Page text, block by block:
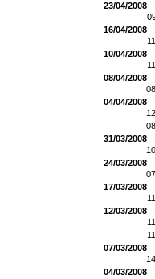
23/04/2008
16/04/2008
10/04/2008
08/04/2008
04/04/2008
31/03/2008
24/03/2008
17/03/2008
12/03/2008
07/03/2008
04/03/2008